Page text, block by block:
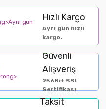
Hızlı Kargo
Aynı gün hızlı
kargo.
Güvenli
Alışveriş
256Bit SSL
Sertifikası
Taksit